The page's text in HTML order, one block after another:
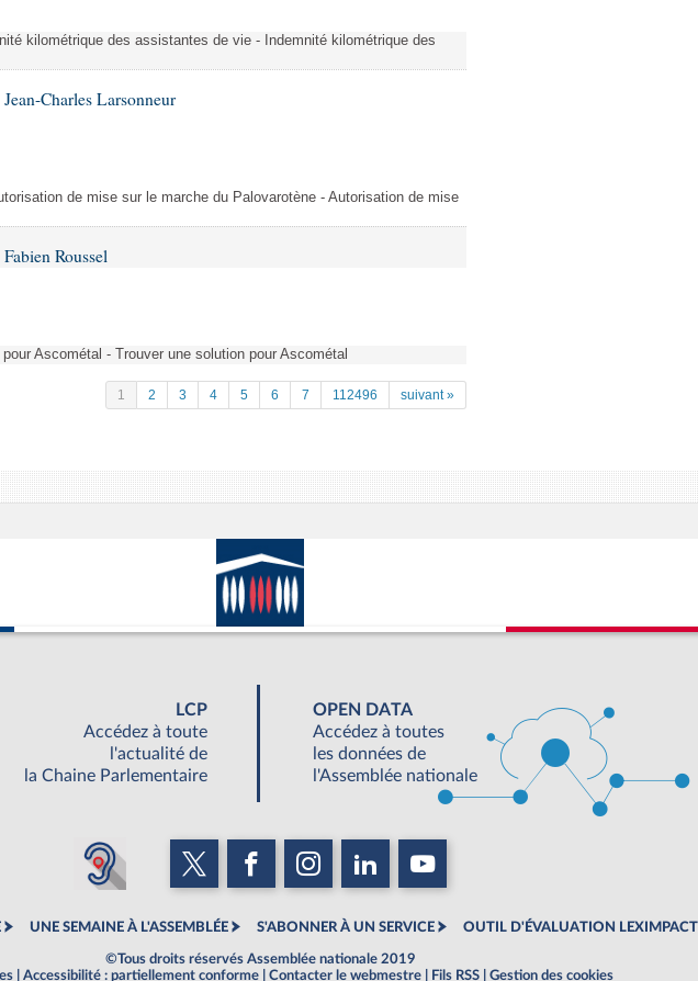
kilométrique des assistantes de vie - Indemnité kilométrique des
Charles Larsonneur
de mise sur le marche du Palovarotène - Autorisation de mise
Roussel
Ascométal - Trouver une solution pour Ascométal
1 2 3 4 5 6 7 112496 suivant »
LCP
Accédez à toute
l'actualité de
la Chaine Parlementaire
OPEN DATA
Accédez à toutes
les données de
l'Assemblée nationale
UNE SEMAINE À L'ASSEMBLÉE S'ABONNER À UN SERVICE OUTIL D'ÉVALUATION LEXIMPACT
©Tous droits réservés Assemblée nationale 2019
Accessibilité : partiellement conforme Contacter le webmestre Fils RSS Gestion des cookies